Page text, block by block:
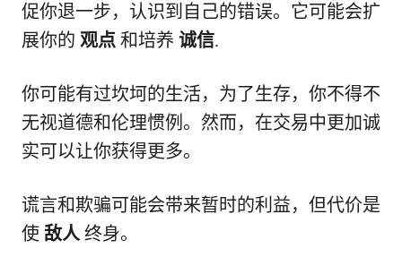
促你退一步，认识到自己的错误。它可能会扩
展你的 观点 和培养 诚信.
你可能有过坎坷的生活，为了生存，你不得不
无视道德和伦理惯例。然而，在交易中更加诚
实可以让你获得更多。
谎言和欺骗可能会带来暂时的利益，但代价是
使 敌人 终身。